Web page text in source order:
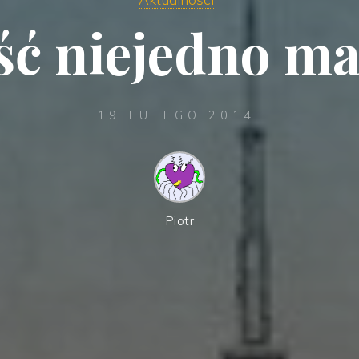
niejedno
19 LUTEGO 2014
Piotr